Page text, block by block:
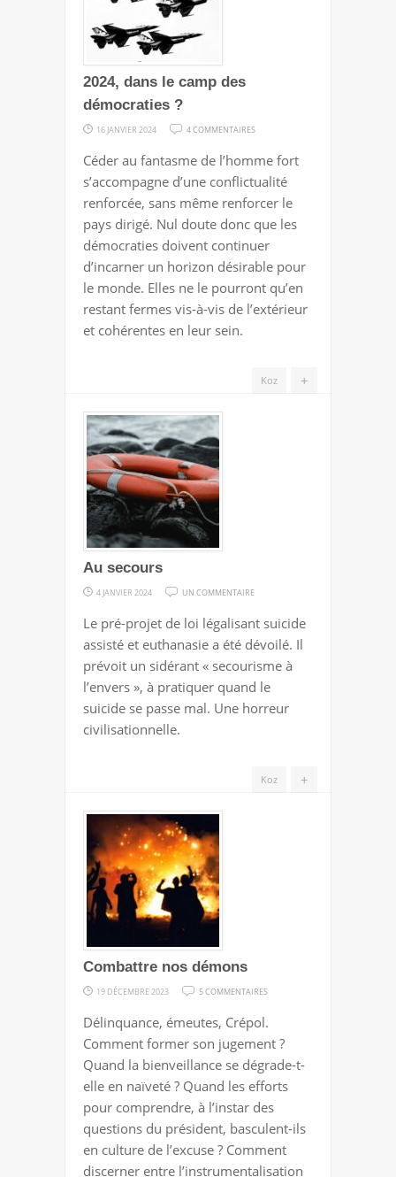
2024, dans le camp des
démocraties ?
16 JANVIER 2024 4 COMMENTAIRES
DANS
LE
CAMP
DES
DÉMOCRATIES
?
Céder au fantasme de l’homme fort
s’accompagne d’une conflictualité
renforcée, sans même renforcer le
pays dirigé. Nul doute donc que les
démocraties doivent continuer
d’incarner un horizon désirable pour
le monde. Elles ne le pourront qu’en
restant fermes vis-à-vis de l’extérieur
et cohérentes en leur sein.
+
Koz
Au secours
4 JANVIER 2024 UN COMMENTAIRESUR
SECOURS
Le pré-projet de loi légalisant suicide
assisté et euthanasie a été dévoilé. Il
prévoit un sidérant « secourisme à
l’envers », à pratiquer quand le
suicide se passe mal. Une horreur
civilisationnelle.
+
Koz
Combattre nos démons
19 DÉCEMBRE 2023 5 COMMENTAIRES
NOS
DÉMONS
Délinquance, émeutes, Crépol.
Comment former son jugement ?
Quand la bienveillance se dégrade-t-
elle en naïveté ? Quand les efforts
pour comprendre, à l’instar des
questions du président, basculent-ils
en culture de l’excuse ? Comment
discerner entre l’instrumentalisation